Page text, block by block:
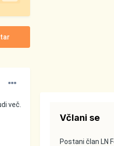
več.
Včlani se
Postani član LN